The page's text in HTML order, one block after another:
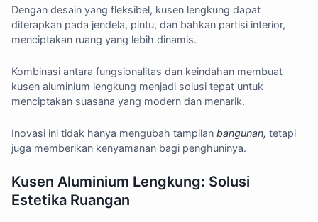
Dengan desain yang fleksibel, kusen lengkung dapat
diterapkan pada jendela, pintu, dan bahkan partisi interior,
menciptakan ruang yang lebih dinamis.
Kombinasi antara fungsionalitas dan keindahan membuat
kusen aluminium lengkung menjadi solusi tepat untuk
menciptakan suasana yang modern dan menarik.
Inovasi ini tidak hanya mengubah tampilan bangunan, tetapi
juga memberikan kenyamanan bagi penghuninya.
Kusen Aluminium Lengkung: Solusi
Estetika Ruangan